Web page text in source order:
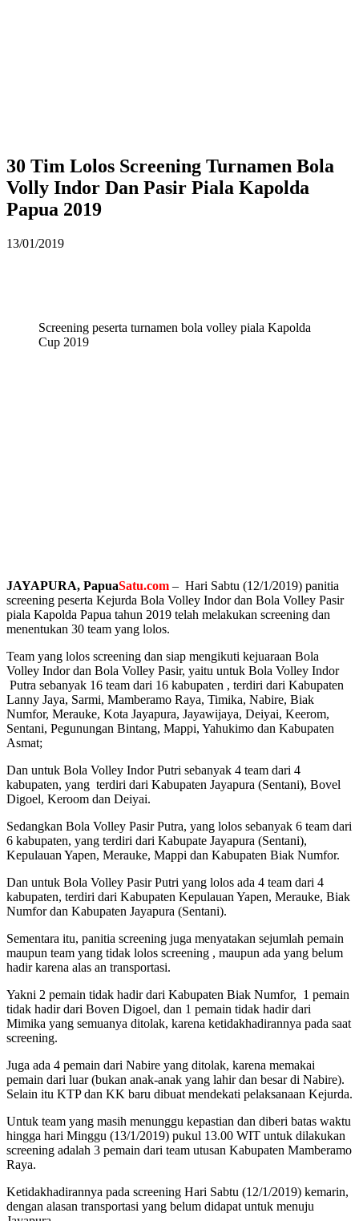
30 Tim Lolos Screening Turnamen Bola
Volly Indor Dan Pasir Piala Kapolda
Papua 2019
13/01/2019
Screening peserta turnamen bola volley piala Kapolda
Cup 2019
JAYAPURA, PapuaSatu.com – Hari Sabtu (12/1/2019) panitia
screening peserta Kejurda Bola Volley Indor dan Bola Volley Pasir
piala Kapolda Papua tahun 2019 telah melakukan screening dan
menentukan 30 team yang lolos.
Team yang lolos screening dan siap mengikuti kejuaraan Bola
Volley Indor dan Bola Volley Pasir, yaitu untuk Bola Volley Indor
Putra sebanyak 16 team dari 16 kabupaten , terdiri dari Kabupaten
Lanny Jaya, Sarmi, Mamberamo Raya, Timika, Nabire, Biak
Numfor, Merauke, Kota Jayapura, Jayawijaya, Deiyai, Keerom,
Sentani, Pegunungan Bintang, Mappi, Yahukimo dan Kabupaten
Asmat;
Dan untuk Bola Volley Indor Putri sebanyak 4 team dari 4
kabupaten, yang terdiri dari Kabupaten Jayapura (Sentani), Bovel
Digoel, Keroom dan Deiyai.
Sedangkan Bola Volley Pasir Putra, yang lolos sebanyak 6 team dari
6 kabupaten, yang terdiri dari Kabupate Jayapura (Sentani),
Kepulauan Yapen, Merauke, Mappi dan Kabupaten Biak Numfor.
Dan untuk Bola Volley Pasir Putri yang lolos ada 4 team dari 4
kabupaten, terdiri dari Kabupaten Kepulauan Yapen, Merauke, Biak
Numfor dan Kabupaten Jayapura (Sentani).
Sementara itu, panitia screening juga menyatakan sejumlah pemain
maupun team yang tidak lolos screening , maupun ada yang belum
hadir karena alas an transportasi.
Yakni 2 pemain tidak hadir dari Kabupaten Biak Numfor, 1 pemain
tidak hadir dari Boven Digoel, dan 1 pemain tidak hadir dari
Mimika yang semuanya ditolak, karena ketidakhadirannya pada saat
screening.
Juga ada 4 pemain dari Nabire yang ditolak, karena memakai
pemain dari luar (bukan anak-anak yang lahir dan besar di Nabire).
Selain itu KTP dan KK baru dibuat mendekati pelaksanaan Kejurda.
Untuk team yang masih menunggu kepastian dan diberi batas waktu
hingga hari Minggu (13/1/2019) pukul 13.00 WIT untuk dilakukan
screening adalah 3 pemain dari team utusan Kabupaten Mamberamo
Raya.
Ketidakhadirannya pada screening Hari Sabtu (12/1/2019) kemarin,
dengan alasan transportasi yang belum didapat untuk menuju